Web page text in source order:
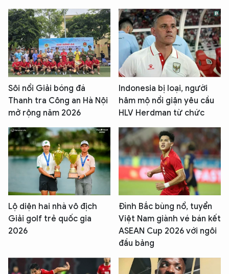
Sôi nổi Giải bóng đá
Thanh tra Công an Hà Nội
mở rộng năm 2026
Indonesia bị loại, người
hâm mộ nổi giận yêu cầu
HLV Herdman từ chức
Lộ diện hai nhà vô địch
Giải golf trẻ quốc gia
2026
Đình Bắc bùng nổ, tuyển
Việt Nam giành vé bán kết
ASEAN Cup 2026 với ngôi
đầu bảng
Hãy hỏi tôi bất kỳ điều gì bạn cần biết về
An Ninh Thủ Đô nhé. Tôi sẵn sàng hỗ trợ!